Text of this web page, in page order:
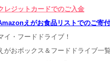
レジットカードでのご入金
えがお食品リストでのご寄付
イ・フードドライブ！
がおボックス＆フードドライブ一覧